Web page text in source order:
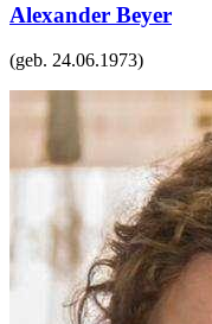
Alexander Beyer
(geb. 24.06.1973)